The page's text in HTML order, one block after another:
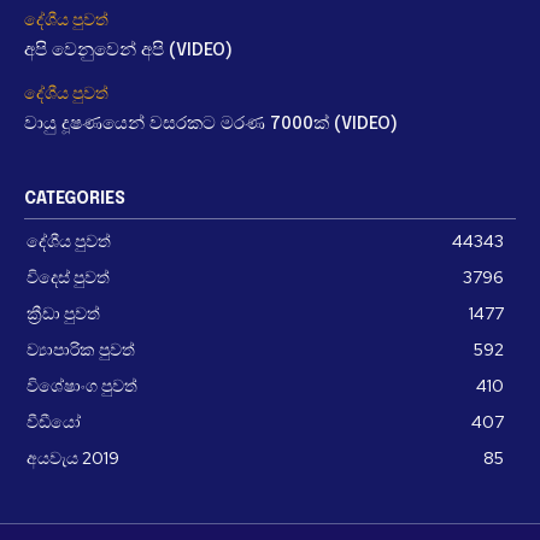
දේශීය පුවත්
අපි වෙනුවෙන් අපි (VIDEO)
දේශීය පුවත්
වායු දූෂණයෙන් වසරකට මරණ 7000ක් (VIDEO)
CATEGORIES
දේශීය පුවත්
44343
විදෙස් පුවත්
3796
ක්‍රීඩා පුවත්
1477
ව්‍යාපාරික පුවත්
592
විශේෂාංග පුවත්
410
වීඩීයෝ
407
අයවැය 2019
85